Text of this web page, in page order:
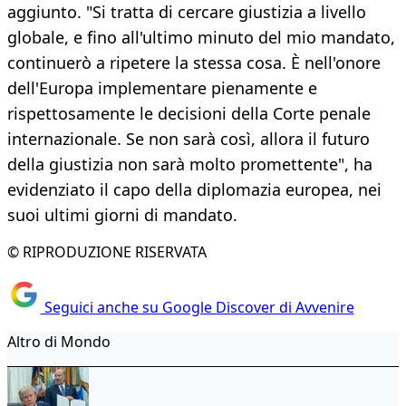
aggiunto. "Si tratta di cercare giustizia a livello
globale, e fino all'ultimo minuto del mio mandato,
continuerò a ripetere la stessa cosa. È nell'onore
dell'Europa implementare pienamente e
rispettosamente le decisioni della Corte penale
internazionale. Se non sarà così, allora il futuro
della giustizia non sarà molto promettente", ha
evidenziato il capo della diplomazia europea, nei
suoi ultimi giorni di mandato.
© RIPRODUZIONE RISERVATA
Seguici anche su Google Discover di Avvenire
Altro di Mondo